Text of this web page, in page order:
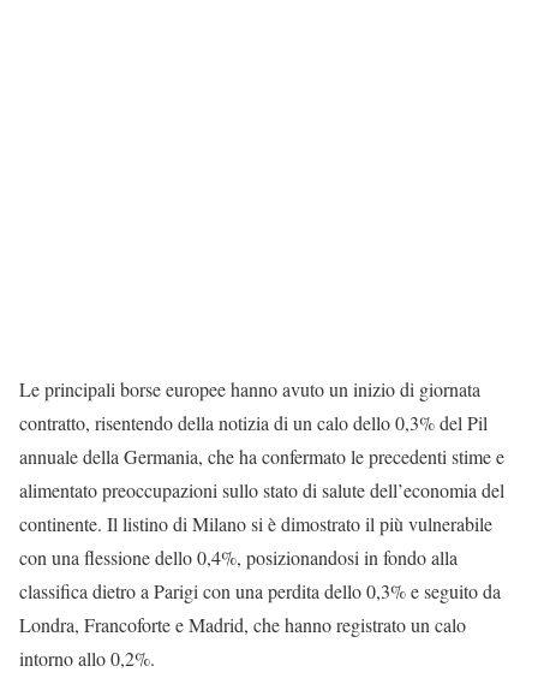
Le principali borse europee hanno avuto un inizio di giornata
contratto, risentendo della notizia di un calo dello 0,3% del Pil
annuale della Germania, che ha confermato le precedenti stime e
alimentato preoccupazioni sullo stato di salute dell’economia del
continente. Il listino di Milano si è dimostrato il più vulnerabile
con una flessione dello 0,4%, posizionandosi in fondo alla
classifica dietro a Parigi con una perdita dello 0,3% e seguito da
Londra, Francoforte e Madrid, che hanno registrato un calo
intorno allo 0,2%.